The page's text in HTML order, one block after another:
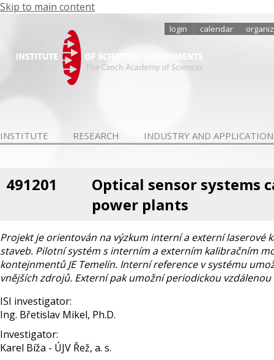
Skip to main content
login calendar
INSTITUTE RESEARCH INDUSTRY AND
491201
Optical sensor systems
power plants
Projekt je orientován na výzkum interní a externí laserové
staveb. Pilotní systém s interním a externím kalibračním
kontejnmentů JE Temelín. Interní reference v systému
vnějších zdrojů. Externí pak umožní periodickou
ISI investigator:
Ing. Břetislav Mikel, Ph.D.
Investigator:
Karel Bíža - ÚJV Řež, a. s.